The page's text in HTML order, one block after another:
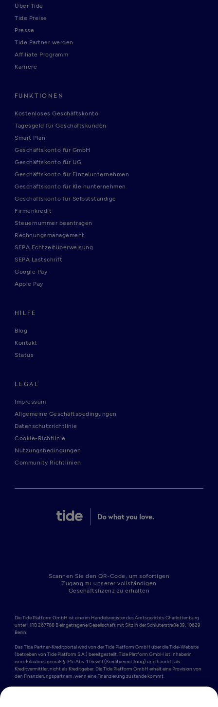
Über Tide
Tide Preise
Presse
Tide Partner werden
Affiliate Programm
Karriere
FUNKTIONEN
Kostenloses Geschäftskonto
Tagesgeld für Geschäftskunden
Smart Plan
Geschäftskonto für GmbH
Geschäftskonto für UG
Geschäftskonto für Einzelunternehmen
Geschäftskonto für Kleinunternehmen
Geschäftskonto für Selbstständige
Firmenkredit
Steuernummer beantragen
Rechnungsmanagement
SEPA Echtzeitüberweisung
SEPA Lastschrift
Google Pay
Apple Pay
HILFE
Blog
Kontakt
Status
LEGAL
Impressum
Allgemeine Geschäftsbedingungen
Datenschutzrichtlinie
Cookie-Richtlinie
Nutzungsbedingungen
Community Richtlinien
Scannen Sie den QR-Code, um sofortigen
Zugang zu unserer vollständigen
Geschäftslizenz zu erhalten
Die Tide Platform GmbH ist eine im Handelsregister des Amtsgerichts Charlottenburg
unter HRB 267788 B eingetragene Gesellschaft mit Sitz in der Schlüterstraße 39, 10629
Berlin.
Das Tide Partner-Kreditportal wird von der Tide Platform GmbH über die Tide-Website
(betrieben von Tide Platform S.A.) bereitgestellt. Tide Platform GmbH ist Inhaberin
einer Erlaubnis gemäß § 34c Abs. 1 GewO (Kreditvermittlung) und handelt als
Kreditvermittler, nicht als Kreditgeber. Die Tide Platform GmbH erhält eine Provision von
den Finanzierungspartnern, wenn eine Finanzierung zustande kommt.